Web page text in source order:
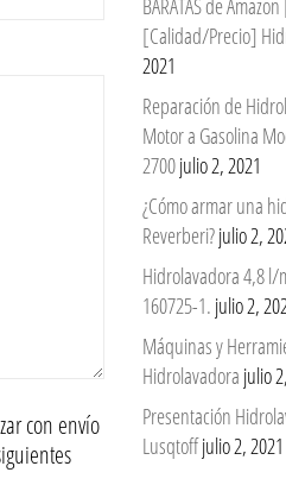
con envío
BARATAS de
[Calidad/Precio]
2021
Reparación de
Motor a Gasolina
2700julio 2, 2021
¿Cómo armar una
Reverberi?julio 2,
Hidrolavadora 4,8 l/
160725-1. julio 2,
Máquinas y
Hidrolavadora julio
Presentación
Lusqtoffjulio 2, 2021